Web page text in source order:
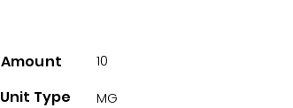
Amount 10
Unit Type
MG